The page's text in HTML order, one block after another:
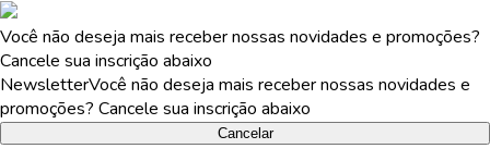
Você não deseja mais receber nossas novidades e promoções?
Cancele sua inscrição abaixo
NewsletterVocê não deseja mais receber nossas novidades e
promoções? Cancele sua inscrição abaixo
Cancelar